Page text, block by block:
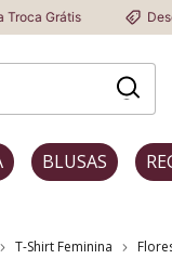
Desconto
BLUSAS
T-Shirt Feminina